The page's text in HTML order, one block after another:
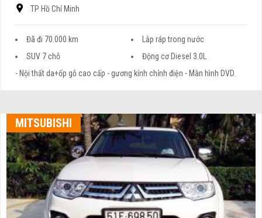
TP Hồ Chí Minh
Đã đi 70.000 km
Lắp ráp trong nước
SUV 7 chỗ
Động cơ Diesel 3.0L
- Nội thất da+ốp gỗ cao cấp - gương kính chỉnh điện - Màn hình DVD.
MITSUBISHI